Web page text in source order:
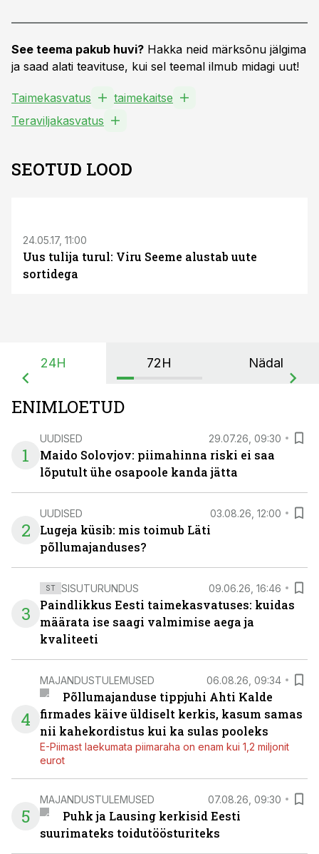
See teema pakub huvi? Hakka neid märksõnu jälgima
ja saad alati teavituse, kui sel teemal ilmub midagi uut!
Taimekasvatus
taimekaitse
Teraviljakasvatus
SEOTUD LOOD
24.05.17, 11:00
Uus tulija turul: Viru Seeme alustab uute
sortidega
24H 72H Nädal
ENIMLOETUD
1
UUDISED 29.07.26, 09:30
Maido Solovjov: piimahinna riski ei saa
lõputult ühe osapoole kanda jätta
2
UUDISED 03.08.26, 12:00
Lugeja küsib: mis toimub Läti
põllumajanduses?
3
ST SISUTURUNDUS 09.06.26, 16:46
Paindlikkus Eesti taimekasvatuses: kuidas
määrata ise saagi valmimise aega ja
kvaliteeti
4
MAJANDUSTULEMUSED 06.08.26, 09:34
Põllumajanduse tippjuhi Ahti Kalde
firmades käive üldiselt kerkis, kasum samas
nii kahekordistus kui ka sulas pooleks
E-Piimast laekumata piimaraha on enam kui 1,2 miljonit
eurot
5
MAJANDUSTULEMUSED 07.08.26, 09:30
Puhk ja Lausing kerkisid Eesti
suurimateks toidutöösturiteks